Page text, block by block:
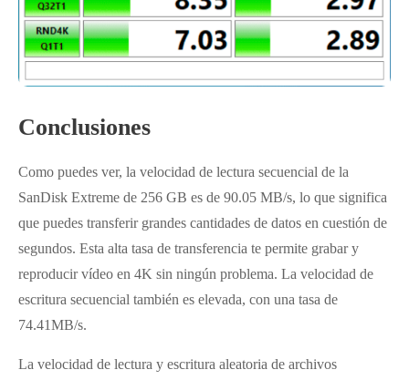
Conclusiones
Como puedes ver, la velocidad de lectura secuencial de la
SanDisk Extreme de 256 GB es de 90.05 MB/s, lo que significa
que puedes transferir grandes cantidades de datos en cuestión de
segundos. Esta alta tasa de transferencia te permite grabar y
reproducir vídeo en 4K sin ningún problema. La velocidad de
escritura secuencial también es elevada, con una tasa de
74.41MB/s.
La velocidad de lectura y escritura aleatoria de archivos